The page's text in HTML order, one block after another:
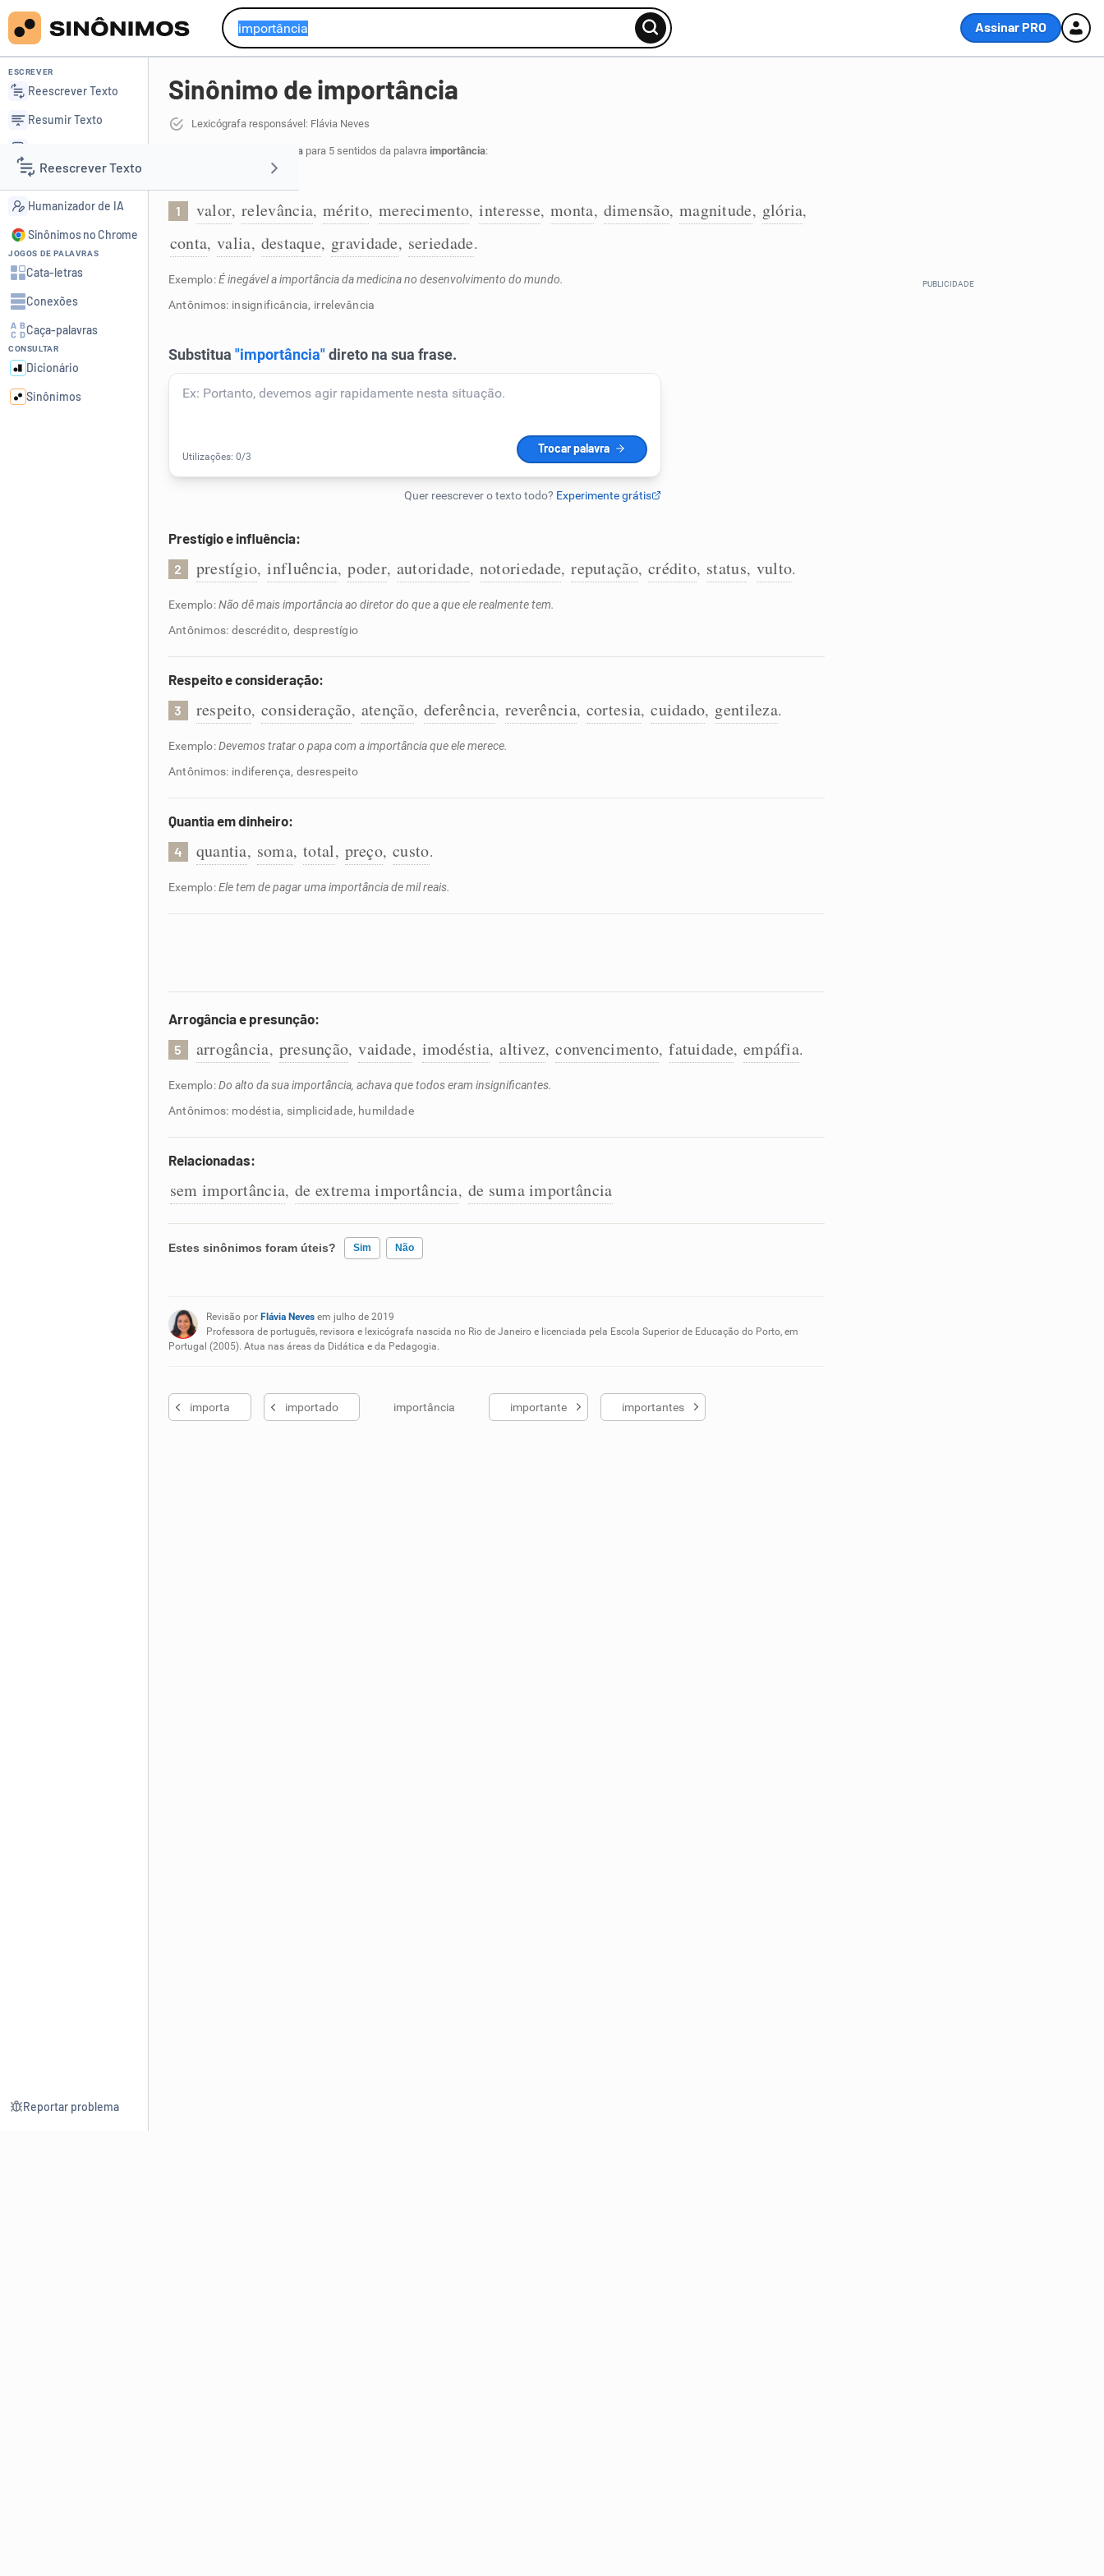
Assinar PRO
Reescrever Texto
Resumir Texto
Corrigir Texto
Detector de IA
Humanizador de IA
ESCREVER
Reescrever Texto
Resumir Texto
Detector de IA
Humanizador de IA
Sinônimos no Chrome
JOGOS DE PALAVRAS
Cata-letras
Conexões
Caça-palavras
CONSULTAR
Dicionário
Sinônimos
Reportar problema
Sinônimo de importância
Lexicógrafa responsável: Flávia Neves
44 sinônimos de importânciapara 5 sentidos da palavra importância:
1 valor, relevância, mérito, merecimento, interesse, monta, dimensão, magnitude, glória,
conta, valia, destaque, gravidade, seriedade.
Exemplo:É inegável a importância da medicina no desenvolvimento do mundo.
Antônimos: insignificância, irrelevância
Prestígio e influência:
2 prestígio, influência, poder, autoridade, notoriedade, reputação, crédito, status, vulto.
Exemplo:Não dê mais importância ao diretor do que a que ele realmente tem.
Antônimos: descrédito, desprestígio
Respeito e consideração:
3 respeito, consideração, atenção, deferência, reverência, cortesia, cuidado, gentileza.
Exemplo:Devemos tratar o papa com a importância que ele merece.
Antônimos: indiferença, desrespeito
Quantia em dinheiro:
4 quantia, soma, total, preço, custo.
Exemplo:Ele tem de pagar uma importância de mil reais.
Arrogância e presunção:
5 arrogância, presunção, vaidade, imodéstia, altivez, convencimento, fatuidade, empáfia.
Exemplo:Do alto da sua importância, achava que todos eram insignificantes.
Antônimos: modéstia, simplicidade, humildade
Relacionadas:
sem importância, de extrema importância, de suma importância
Estes sinônimos foram úteis? Sim Não
Nenhum dos sinônimos apresentados me ajudou
Revisão por Flávia Nevesem julho de 2019
Professora de português, revisora e lexicógrafa nascida no Rio de Janeiro e licenciada pela Escola Superior de Educação do Porto, em
Portugal (2005). Atua nas áreas da Didática e da Pedagogia.
importa importado importância importante importantes